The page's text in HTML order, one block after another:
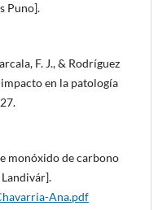
Puno].
F. J., & Rodríguez
en la patología
monóxido de carbono
Ana.pdf